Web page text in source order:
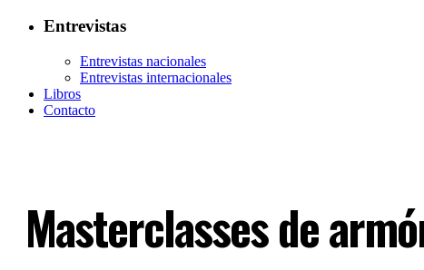
Entrevistas
Entrevistas nacionales
Entrevistas internacionales
Libros
Contacto
Masterclasses de